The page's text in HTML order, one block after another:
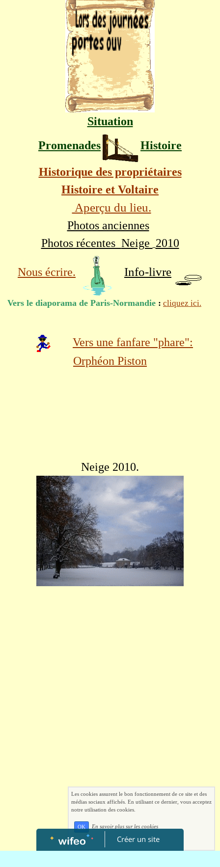
Situation
Promenades
Histoire
Historique des propriétaires
Histoire et Voltaire
Aperçu du lieu.
Photos anciennes
Photos récentes Neige 2010
Nous écrire. Info-livre
Vers le diaporama de Paris-Normandie : cliquez ici.
Vers une fanfare "phare":
Orphéon Piston
Neige 2010.
Créer un site
Les cookies assurent le bon fonctionnement de ce site et des
médias sociaux affichés. En utilisant ce dernier, vous acceptez
notre utilisation des cookies.
OK En savoir plus sur les cookies